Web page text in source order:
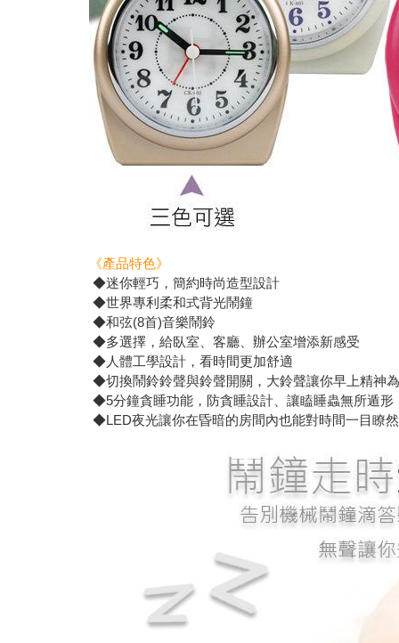
《產品特色》
◆迷你輕巧，簡約時尚造型設計
◆世界專利柔和式背光鬧鐘
◆和弦(8首)音樂鬧鈴
◆多選擇，給臥室、客廳、辦公室增添新感受
◆人體工學設計，看時間更加舒適
◆切換鬧鈴鈴聲與鈴聲開關，大鈴聲讓你早上精神
◆5分鐘貪睡功能，防貪睡設計、讓瞌睡蟲無所遁形
◆LED夜光讓你在昏暗的房間內也能對時間一目瞭然